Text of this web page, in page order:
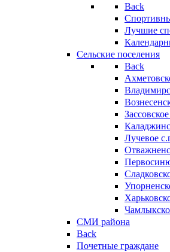
Back
Лучшие
Сельские поселения
Back
Лучевое
СМИ района
Back
Почетные граждане